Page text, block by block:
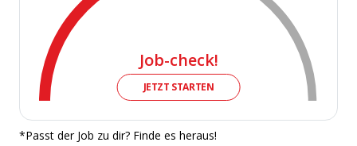
Job-check!
JETZT STARTEN
*Passt der Job zu dir? Finde es heraus!